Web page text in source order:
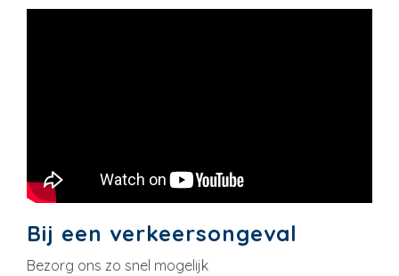
Bij een verkeersongeval
Bezorg ons zo snel mogelijk